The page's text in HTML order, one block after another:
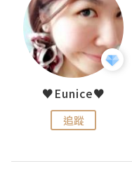
♥Eunice♥
追蹤